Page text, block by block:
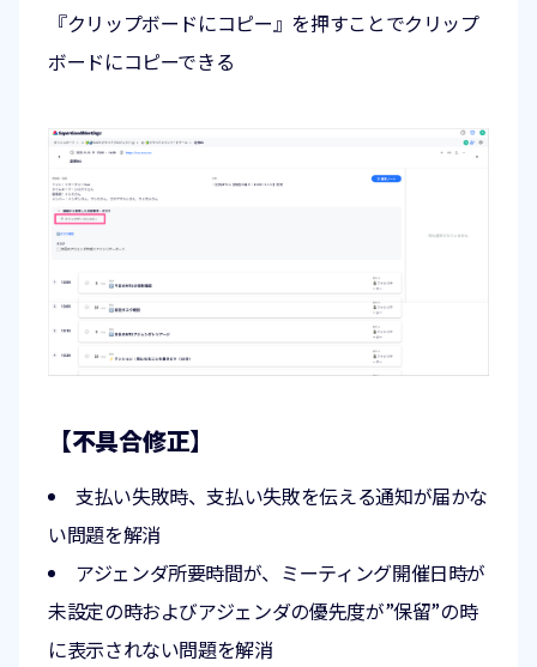
『クリップボードにコピー』を押すことでクリップ
ボードにコピーできる
【不具合修正】
支払い失敗時、支払い失敗を伝える通知が届かな
い問題を解消
アジェンダ所要時間が、ミーティング開催日時が
未設定の時およびアジェンダの優先度が”保留”の時
に表示されない問題を解消